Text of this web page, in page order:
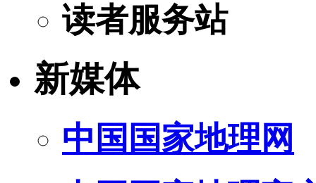
读者服务站
新媒体
中国国家地理网